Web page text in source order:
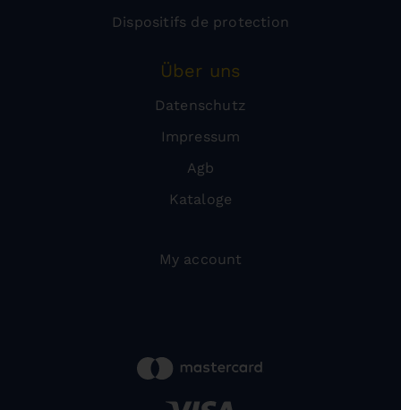
Dispositifs de protection
Über uns
Datenschutz
Impressum
Agb
Kataloge
My account